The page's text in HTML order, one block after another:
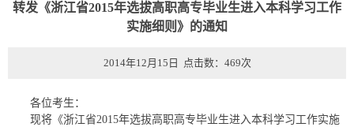
转发《浙江省2015年选拔高职高专毕业生进入本科学习工作
实施细则》的通知
2014年12月15日 点击数： 469次
各位考生：
现将《浙江省2015年选拔高职高专毕业生进入本科学习工作实施